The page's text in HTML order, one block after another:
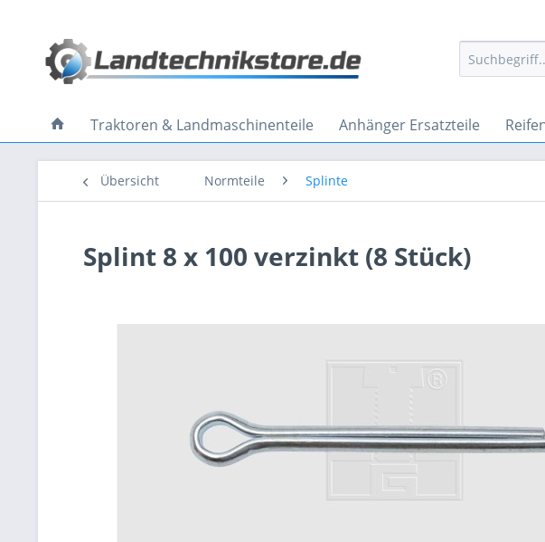
Traktoren & Landmaschinenteile Anhänger Ersatzteile
Übersicht Normteile Splinte
Splint 8 x 100 verzinkt (8 Stück)